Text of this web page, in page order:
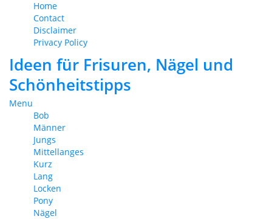
Home
Contact
Disclaimer
Privacy Policy
Ideen für Frisuren, Nägel und
Schönheitstipps
Menu
Bob
Männer
Jungs
Mittellanges
Kurz
Lang
Locken
Pony
Nägel